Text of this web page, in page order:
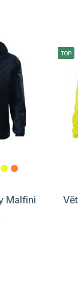
Malfini
TOP